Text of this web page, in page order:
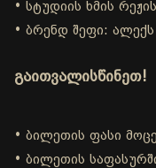
• სტუდიის ხმის
• ბრენდ შეფი: ალექს
გაითვალისწინეთ!
• ბილეთის ფასი
• ბილეთის